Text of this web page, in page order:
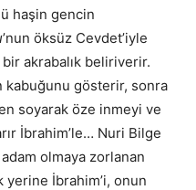
haşin gencin
’nun öksüz Cevdet’iyle
akrabalık beliriverir.
kabuğunu gösterir, sonra
soyarak öze inmeyi ve
İbrahim’le… Nuri Bilge
adam olmaya zorlanan
İbrahim’i, onun